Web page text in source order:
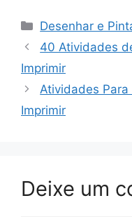
Categorias
Desenhar e
40 Atividades
Imprimir
Atividades Para
Imprimir
Deixe um